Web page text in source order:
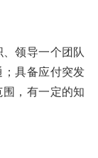
领导一个团队
具备应付突发
，有一定的知